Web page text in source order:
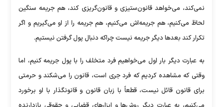
نمی‌کند، می‌خواهد قانون‌ستیزی و قانون‌گریزی کند، هم جریمه سنگین
لحاظ می‌کنیم، هم جریمه‌اش می‌کنیم، هم جریمه را از او می‌گیریم و اگر
تکرار کند بعد‌ها دیگر جریمه نیست چراکه دنبال پول گرفتن نیستیم.
به عبارت دیگر بار اول می‌خواهیم فرد متخلف را با پول جریمه کنیم، اما
وقتی که مشاهده کردیم که فرد جری است، قانون را می‌شکند و حرمتی
برای قانون قائل نیست، قطعاً با زبان قانون و قانونگذار با او برخورد